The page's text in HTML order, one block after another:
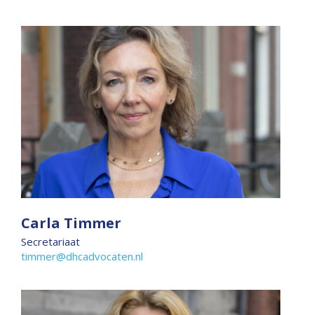
Carla Timmer
Secretariaat
timmer@dhcadvocaten.nl